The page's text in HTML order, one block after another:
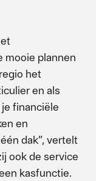
mooie plannen
het
en als
financiële
en
dak”, vertelt
ook de service
kasfunctie.